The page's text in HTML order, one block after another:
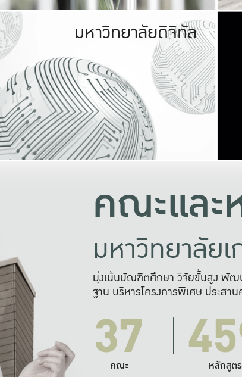
มหาวิทยาลัยรับผิดชอบต่อสัง
ร่วมมือกับชุมชน เพื่อความกินดี
และความสุขอย่างยั่
มองปัญหาในภาพก
แก้ไขจากปัญหาจุดเ
มหาวิทยาลัยดิจิทัล
คณะแล
มหาวิทยาลัย
มุ่งเน้นบัณฑิตศึกษา วิจัยขั้นสูง พัฒ
ฐาน บริหารโครงการพิเศษ ประสา
37
คณะ หลักสูตร